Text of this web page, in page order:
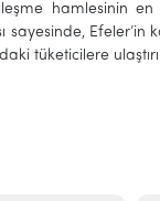
hamlesinin
sayesinde,
tüketicilere